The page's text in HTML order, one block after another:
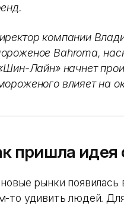
компании
Bahroma,
Лайн» начнет
влияет на
пришла идея
рынки появилась
то удивить людей.